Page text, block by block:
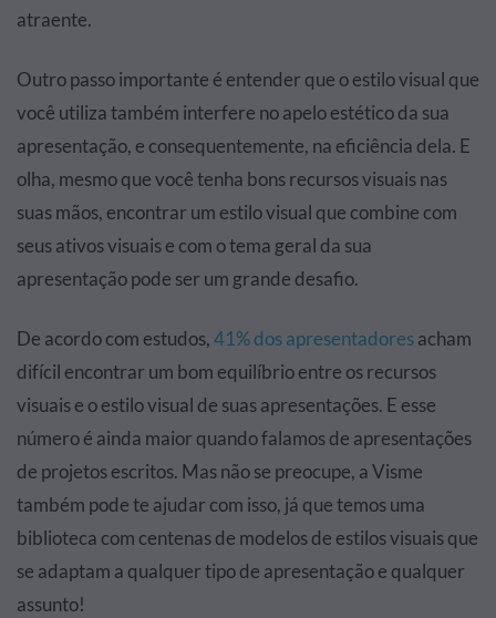
atraente.
Outro passo importante é entender que o estilo visual que
você utiliza também interfere no apelo estético da sua
apresentação, e consequentemente, na eficiência dela. E
olha, mesmo que você tenha bons recursos visuais nas
suas mãos, encontrar um estilo visual que combine com
seus ativos visuais e com o tema geral da sua
apresentação pode ser um grande desafio.
De acordo com estudos,41% dos apresentadoresacham
difícil encontrar um bom equilíbrio entre os recursos
visuais e o estilo visual de suas apresentações. E esse
número é ainda maior quando falamos de apresentações
de projetos escritos. Mas não se preocupe, a Visme
também pode te ajudar com isso, já que temos uma
biblioteca com centenas de modelos de estilos visuais que
se adaptam a qualquer tipo de apresentação e qualquer
assunto!